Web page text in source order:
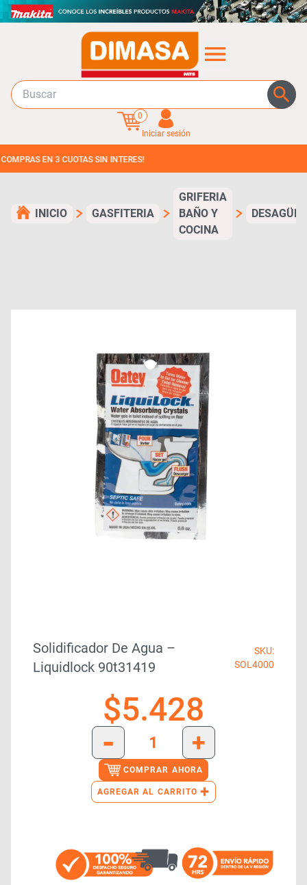
0
Iniciar sesión
EN 3 CUOTAS SIN INTERES!
INICIO GASFITERIA
GRIFERIA
BAÑO Y
COCINA
DESAGÜES
Solidificador De Agua –
Liquidlock 90t31419
SKU:
SOL4000
$5.428
-
+
COMPRAR AHORA
AGREGAR AL CARRITO +